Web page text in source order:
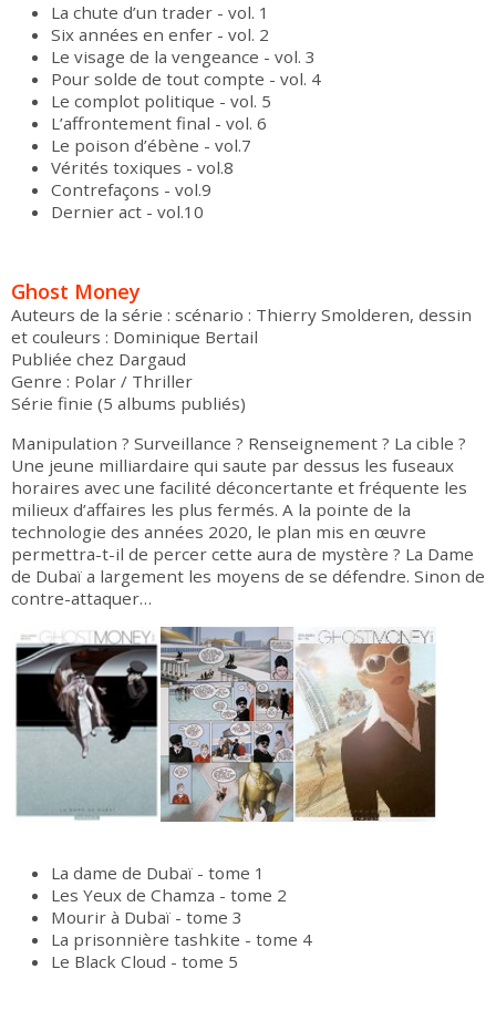
La chute d’un trader - vol. 1
Six années en enfer - vol. 2
Le visage de la vengeance - vol. 3
Pour solde de tout compte - vol. 4
Le complot politique - vol. 5
L’affrontement final - vol. 6
Le poison d’ébène - vol.7
Vérités toxiques - vol.8
Contrefaçons - vol.9
Dernier act - vol.10
Ghost Money
Auteurs de la série : scénario : Thierry Smolderen, dessin
et couleurs : Dominique Bertail
Publiée chez Dargaud
Genre : Polar / Thriller
Série finie (5 albums publiés)
Manipulation ? Surveillance ? Renseignement ? La cible ?
Une jeune milliardaire qui saute par dessus les fuseaux
horaires avec une facilité déconcertante et fréquente les
milieux d’affaires les plus fermés. A la pointe de la
technologie des années 2020, le plan mis en œuvre
permettra-t-il de percer cette aura de mystère ? La Dame
de Dubaï a largement les moyens de se défendre. Sinon de
contre-attaquer…
La dame de Dubaï - tome 1
Les Yeux de Chamza - tome 2
Mourir à Dubaï - tome 3
La prisonnière tashkite - tome 4
Le Black Cloud - tome 5